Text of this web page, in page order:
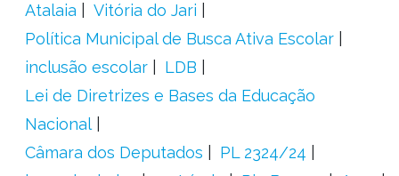
Atalaia
Vitória do Jari
Política Municipal de Busca Ativa Escolar
inclusão escolar
LDB
Lei de Diretrizes e Bases da Educação
Nacional
Câmara dos Deputados
PL 2324/24